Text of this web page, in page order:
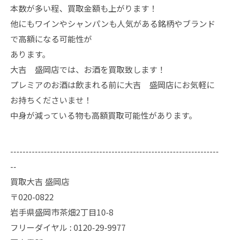
本数が多い程、買取金額も上がります！
他にもワインやシャンパンも人気がある銘柄やブランド
で高額になる可能性が
あります。
大吉 盛岡店では、お酒を買取致します！
プレミアのお酒は飲まれる前に大吉 盛岡店にお気軽に
お持ちくださいませ！
中身が減っている物も高額買取可能性があります。
--------------------------------------------------------------------
--
買取大吉 盛岡店
〒020-0822
岩手県盛岡市茶畑2丁目10-8
フリーダイヤル : 0120-29-9977